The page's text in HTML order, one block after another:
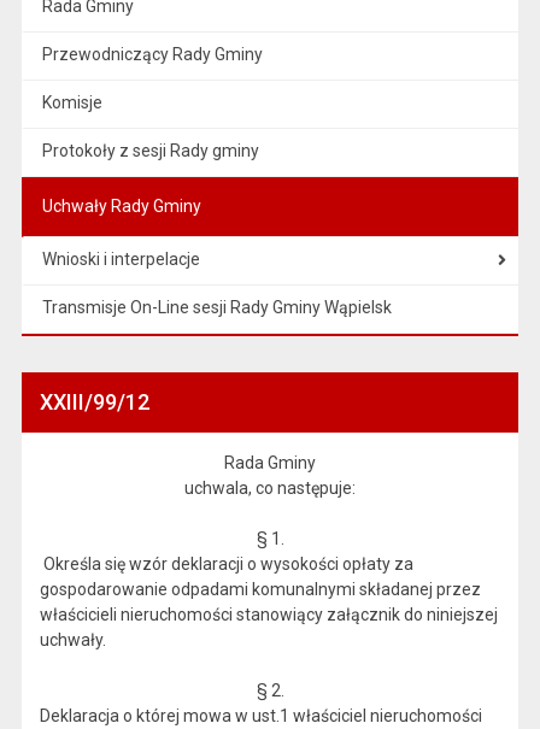
Rada Gminy
Przewodniczący Rady Gminy
Komisje
Protokoły z sesji Rady gminy
Uchwały Rady Gminy
Wnioski i interpelacje
Transmisje On-Line sesji Rady Gminy Wąpielsk
XXIII/99/12
Rada Gminy
uchwala, co następuje:
§ 1.
Określa się wzór deklaracji o wysokości opłaty za
gospodarowanie odpadami komunalnymi składanej przez
właścicieli nieruchomości stanowiący załącznik do niniejszej
uchwały.
§ 2.
Deklaracja o której mowa w ust.1 właściciel nieruchomości